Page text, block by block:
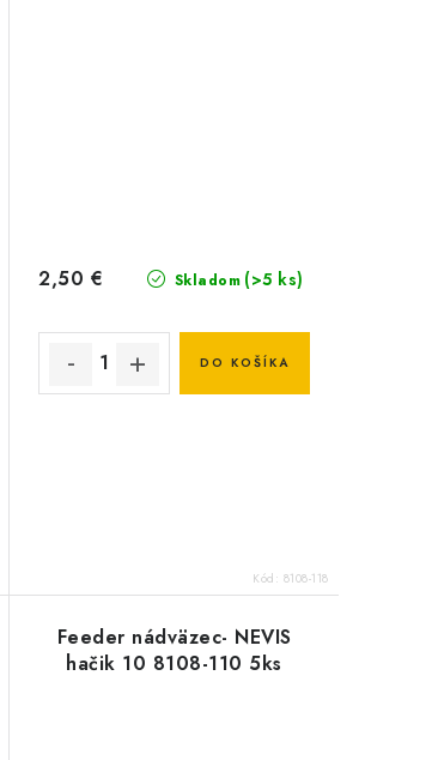
Skladom (>5 ks)
2,50 €
DO KOŠÍKA
Kód: 8108-118
Feeder nádväzec- NEVIS
hačik 10 8108-110 5ks